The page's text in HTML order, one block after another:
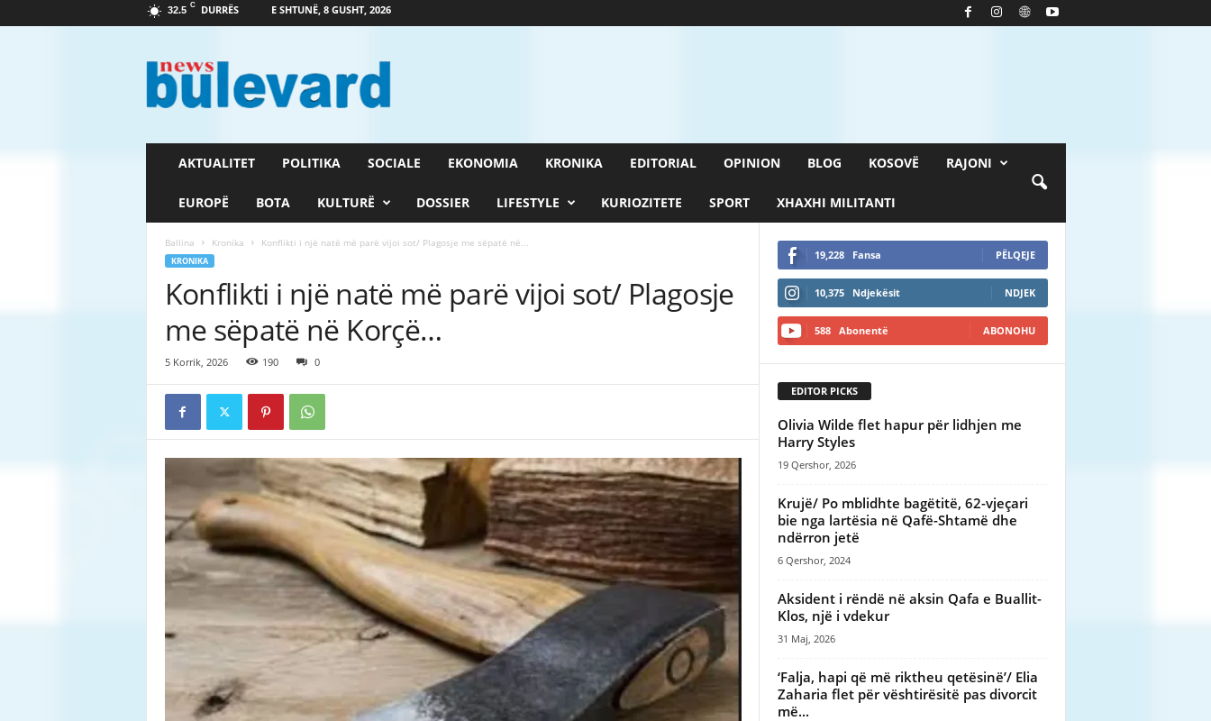
32.5 C DURRËS E SHTUNË, 8 GUSHT, 2026
a
AKTUALITET POLITIKA SOCIALE EKONOMIA KRONIKA EDITORIAL OPINION BLOG KOSOVË RAJONI
EUROPË BOTA KULTURË DOSSIER LIFESTYLE KURIOZITETE SPORT XHAXHI MILITANTI
Ballina Kronika Konflikti i një natë më parë vijoi sot/ Plagosje me sëpatë në...
KRONIKA
Konflikti i një natë më parë vijoi sot/ Plagosje
me sëpatë në Korçë…
5 Korrik, 2026 190 0
19,228 Fansa PËLQEJE
10,375 Ndjekësit NDJEK
588 Abonentë ABONOHU
EDITOR PICKS
Olivia Wilde flet hapur për lidhjen me
Harry Styles
19 Qershor, 2026
Krujë/ Po mblidhte bagëtitë, 62-vjeçari
bie nga lartësia në Qafë-Shtamë dhe
ndërron jetë
6 Qershor, 2024
Aksident i rëndë në aksin Qafa e Buallit-
Klos, një i vdekur
31 Maj, 2026
‘Falja, hapi që më riktheu qetësinë’/ Elia
Zaharia flet për vështirësitë pas divorcit
më...